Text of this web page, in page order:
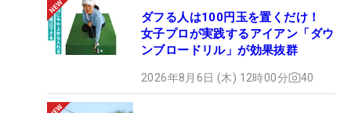
ダフる人は100円玉を置くだけ！
女子プロが実践するアイアン「ダウ
ンブロードリル」が効果抜群
2026年8月6日 (木) 12時00分 40